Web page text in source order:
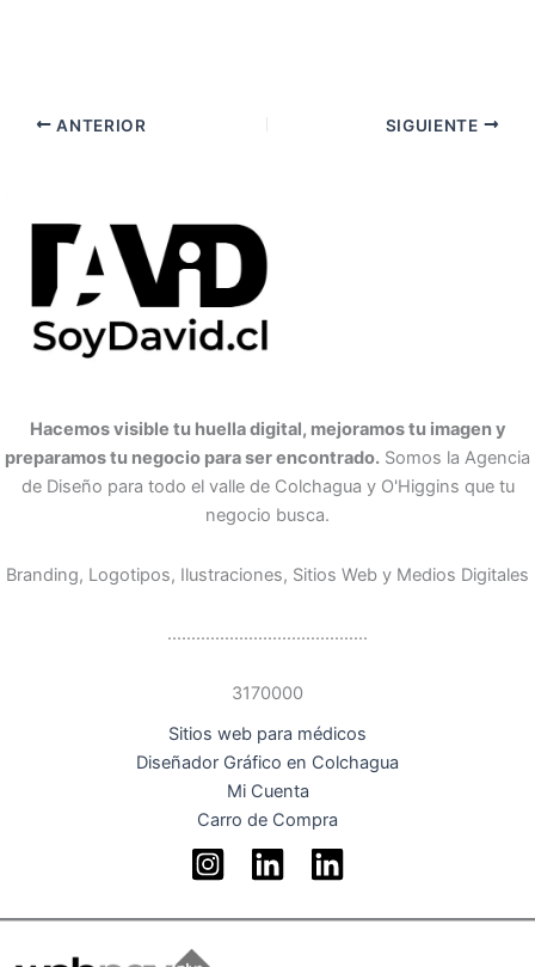
ANTERIOR SIGUIENTE
Hacemos visible tu huella digital, mejoramos tu imagen y
preparamos tu negocio para ser encontrado. Somos la Agencia
de Diseño para todo el valle de Colchagua y O'Higgins que tu
negocio busca.
Branding, Logotipos, Ilustraciones, Sitios Web y Medios Digitales
..........................................
3170000
Sitios web para médicos
Diseñador Gráfico en Colchagua
Mi Cuenta
Carro de Compra